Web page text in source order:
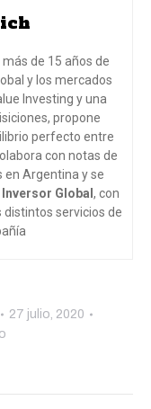
de 15 años de
y los mercados
Investing y una
propone
perfecto entre
con notas de
en Argentina y se
Inversor Global , con
distintos servicios de
27 julio, 2020